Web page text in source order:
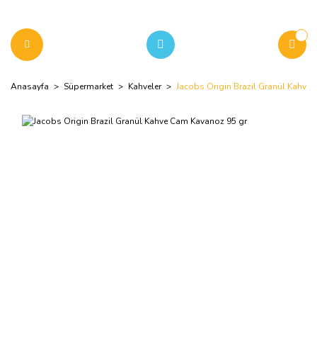
Anasayfa Süpermarket Kahveler Jacobs Origin Brazil Granül Kahve